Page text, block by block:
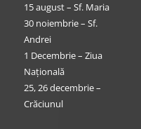
15 august – Sf. Maria
30 noiembrie – Sf.
Andrei
1 Decembrie – Ziua
Națională
25, 26 decembrie –
Crăciunul